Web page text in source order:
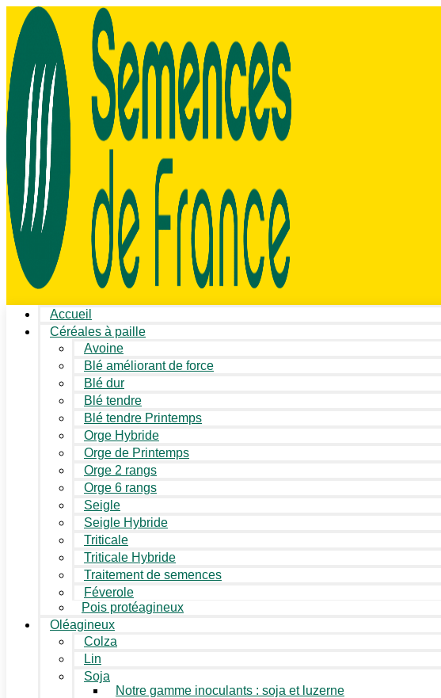
Accueil
Céréales à paille
Avoine
Blé améliorant de force
Blé dur
Blé tendre
Blé tendre Printemps
Orge Hybride
Orge de Printemps
Orge 2 rangs
Orge 6 rangs
Seigle
Seigle Hybride
Triticale
Triticale Hybride
Traitement de semences
Féverole
Pois protéagineux
Oléagineux
Colza
Lin
Soja
Notre gamme inoculants : soja et luzerne